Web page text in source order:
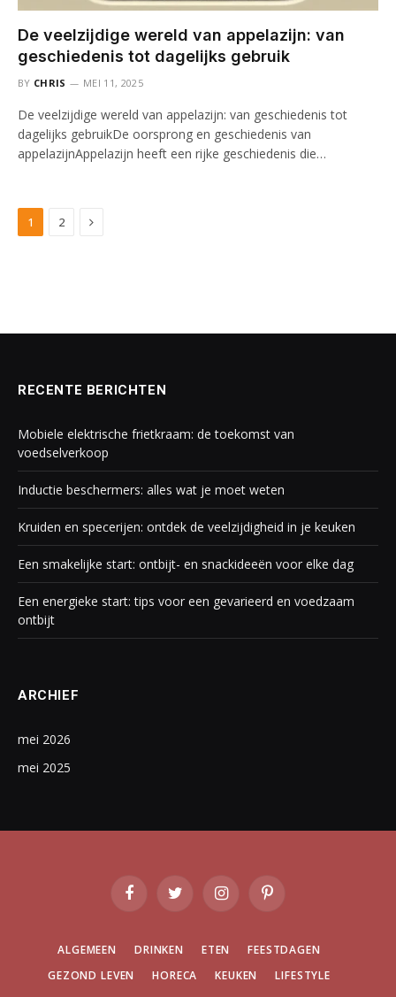
De veelzijdige wereld van appelazijn: van
geschiedenis tot dagelijks gebruik
BY CHRIS MEI 11, 2025
De veelzijdige wereld van appelazijn: van geschiedenis tot
dagelijks gebruikDe oorsprong en geschiedenis van
appelazijnAppelazijn heeft een rijke geschiedenis die…
1 2 Next
RECENTE BERICHTEN
Mobiele elektrische frietkraam: de toekomst van
voedselverkoop
Inductie beschermers: alles wat je moet weten
Kruiden en specerijen: ontdek de veelzijdigheid in je keuken
Een smakelijke start: ontbijt- en snackideeën voor elke dag
Een energieke start: tips voor een gevarieerd en voedzaam
ontbijt
ARCHIEF
mei 2026
mei 2025
FacebookTwitter InstagramPinterest
ALGEMEEN DRINKEN ETEN
FEESTDAGEN
GEZOND LEVEN
HORECA KEUKEN
LIFESTYLE